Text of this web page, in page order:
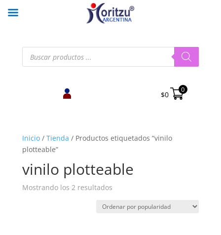
Búsqueda
productos
$0
0
Inicio/ Tienda / Productos etiquetados “vinilo
plotteable”
vinilo plotteable
Mostrando los 2 resultadosOrdenado
popularidad